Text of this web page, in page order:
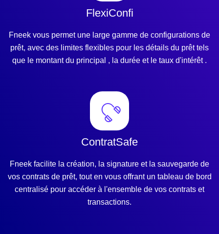
FlexiConfi
Fneek vous permet une large gamme de configurations de
prêt, avec des limites flexibles pour les détails du prêt tels
que le montant du principal , la durée et le taux d'intérêt .
ContratSafe
Fneek facilite la création, la signature et la sauvegarde de
vos contrats de prêt, tout en vous offrant un tableau de bord
centralisé pour accéder à l'ensemble de vos contrats et
transactions.